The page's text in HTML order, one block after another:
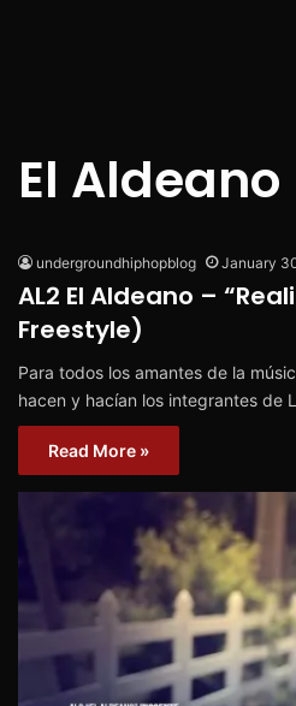
El Aldeano
undergroundhiphopblog January
AL2 El Aldeano –
Freestyle)
Para todos los amantes de la
hacen y hacían los integrantes de
Read More »